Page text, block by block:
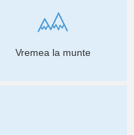
Vremea la munte